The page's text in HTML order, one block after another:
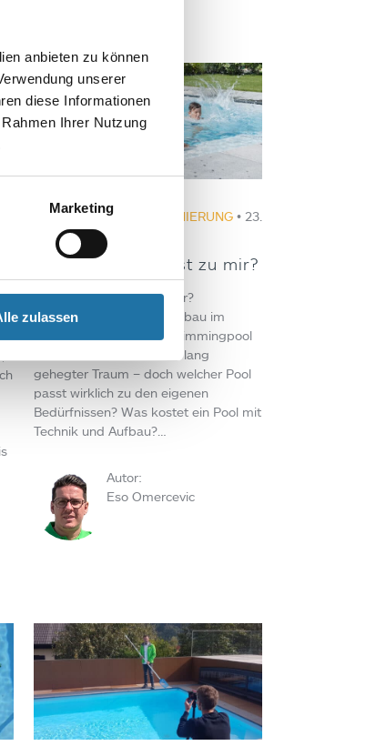
anbieten zu können
unserer
diese Informationen
Ihrer Nutzung
Marketing
zulassen
BLOGS,POOLBAU & SANIERUNG• 23.
Juli 2025
Welcher Pool passt zu mir?
Welcher Pool passt zu mir?
Poolformen, Kosten & Einbau im
Überblick Ein eigener Swimmingpool
im Garten ist für viele ein lang
gehegter Traum – doch welcher Pool
passt wirklich zu den eigenen
Bedürfnissen? Was kostet ein Pool mit
Technik und Aufbau?…
Autor:
Eso Omercevic